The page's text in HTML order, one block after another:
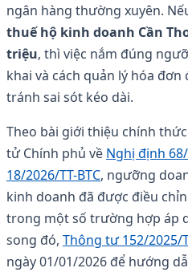
ngân hàng thường xuyên.
thuế hộ kinh doanh Cần
triệu, thì việc nắm đúng
khai và cách quản lý hóa
tránh sai sót kéo dài.
Theo bài giới thiệu chính
tử Chính phủ về Nghị định
18/2026/TT-BTC, ngưỡng
kinh doanh đã được điều
trong một số trường hợp áp
song đó, Thông tư 152/2025/
ngày 01/01/2026 để hướng